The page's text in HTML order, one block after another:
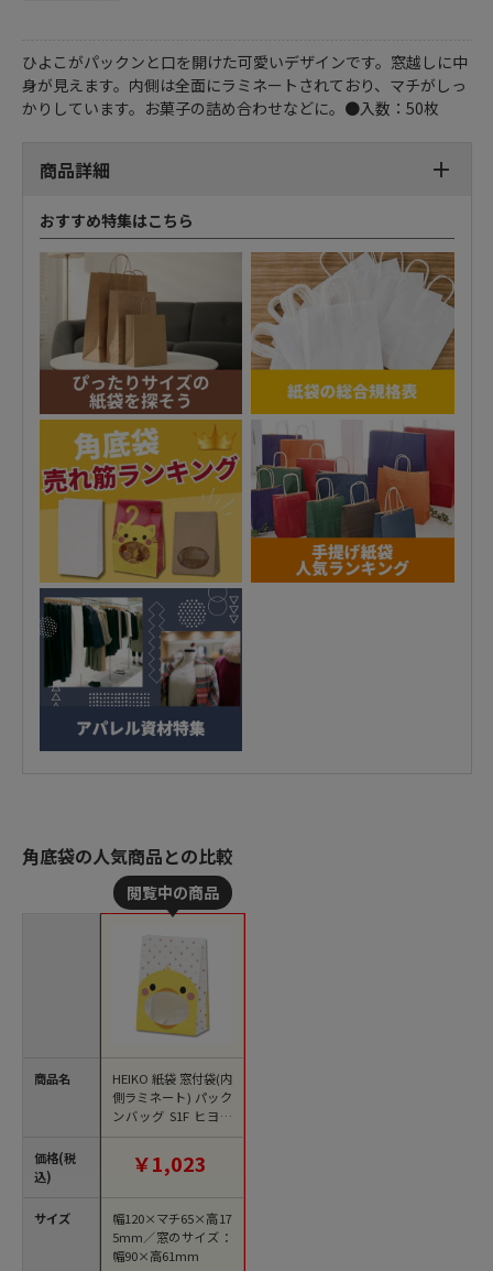
ひよこがパックンと口を開けた可愛いデザインです。窓越しに中
身が見えます。内側は全面にラミネートされており、マチがしっ
かりしています。お菓子の詰め合わせなどに。●入数：50枚
商品詳細
おすすめ特集はこちら
角底袋の人気商品との比較
商品名
価格(税
込)
サイズ
HEIKO 紙袋 窓付袋(内
側ラミネート) パック
ンバッグ S1F ヒヨコ
50枚/袋
￥1,023
幅120×マチ65×高17
5mm／窓のサイズ：
幅90×高61mm